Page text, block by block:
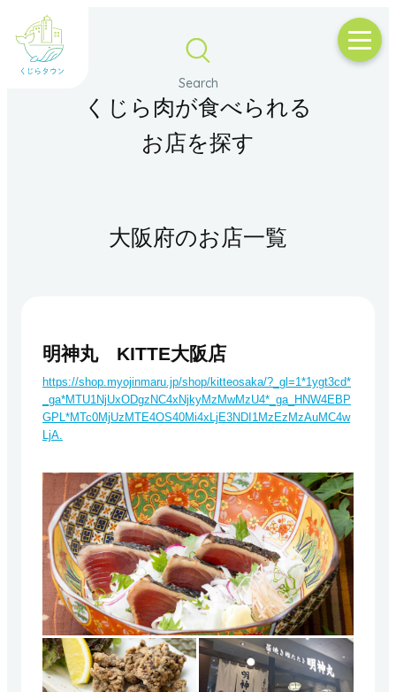
くじら肉が食べられる
お店を探す
大阪府のお店一覧
明神丸 KITTE大阪店
https://shop.myojinmaru.jp/shop/kitteosaka/?_gl=1*1ygt3cd*
_ga*MTU1NjUxODgzNC4xNjkyMzMwMzU4*_ga_HNW4EBP
GPL*MTc0MjUzMTE4OS40Mi4xLjE3NDI1MzEzMzAuMC4w
LjA.